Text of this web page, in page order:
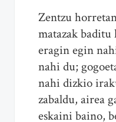
Zentzu
matazak
eragin egin
nahi du;
nahi dizkio
zabaldu, airea
eskaini baino,